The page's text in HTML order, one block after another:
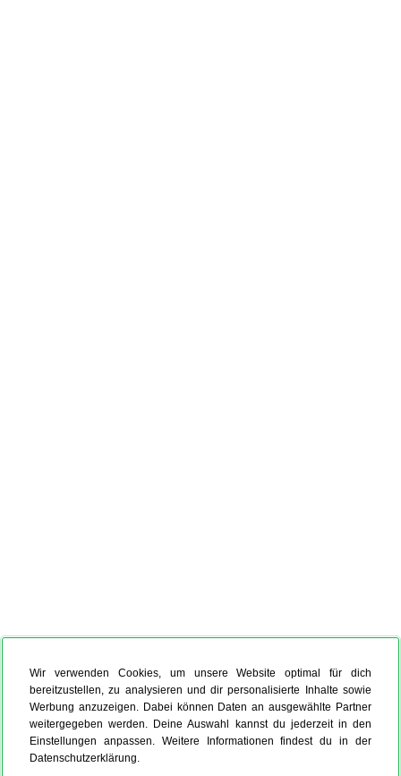
Wir verwenden Cookies, um unsere Website optimal für dich
bereitzustellen, zu analysieren und dir personalisierte Inhalte sowie
Werbung anzuzeigen. Dabei können Daten an ausgewählte Partner
weitergegeben werden. Deine Auswahl kannst du jederzeit in den
Einstellungen anpassen. Weitere Informationen findest du in der
Datenschutzerklärung.